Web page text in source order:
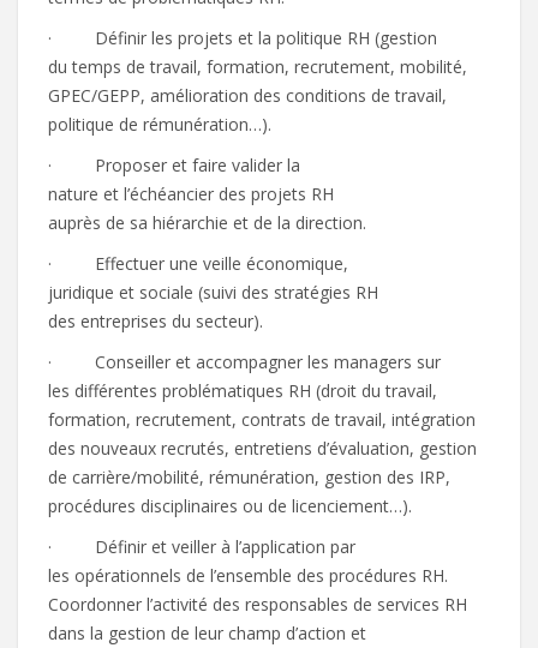
· Définir les projets et la politique RH (gestion
du temps de travail, formation, recrutement, mobilité,
GPEC/GEPP, amélioration des conditions de travail,
politique de rémunération…).
· Proposer et faire valider la
nature et l’échéancier des projets RH
auprès de sa hiérarchie et de la direction.
· Effectuer une veille économique,
juridique et sociale (suivi des stratégies RH
des entreprises du secteur).
· Conseiller et accompagner les managers sur
les différentes problématiques RH (droit du travail,
formation, recrutement, contrats de travail, intégration
des nouveaux recrutés, entretiens d’évaluation, gestion
de carrière/mobilité, rémunération, gestion des IRP,
procédures disciplinaires ou de licenciement…).
· Définir et veiller à l’application par
les opérationnels de l’ensemble des procédures RH.
Coordonner l’activité des responsables de services RH
dans la gestion de leur champ d’action et